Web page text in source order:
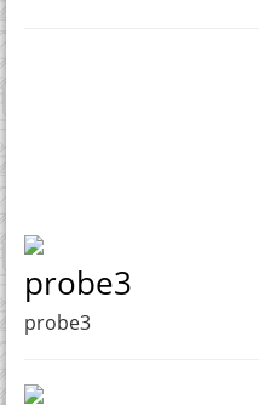
probe3
probe3